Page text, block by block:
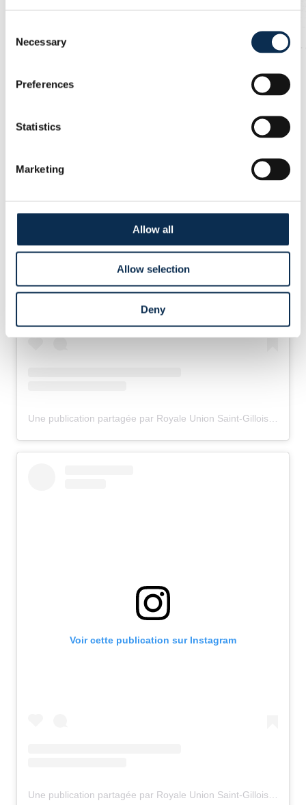
Selection
Necessary
Preferences
Statistics
Marketing
Allow all
Allow selection
Deny
Une publication partagée par Royale Union Saint-Gilloise (@rusg.brussels)
Voir cette publication sur Instagram
Une publication partagée par Royale Union Saint-Gilloise (@rusg.brussels)
Voir cette publication sur Instagram
Une publication partagée par Royale Union Saint-Gilloise (@rusg.brussels)